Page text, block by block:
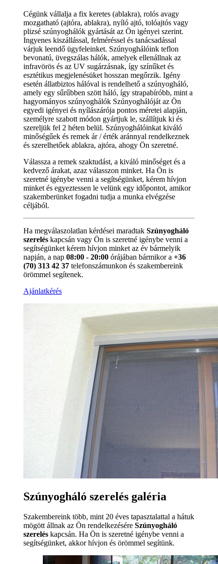
Cégünk vállalja a fix keretes (ablakra), rolós avagy
mozgatható (ajtóra, ablakra), nyíló ajtó, tolóajtós vagy
plizsé szúnyoghálók gyártását az Ön igényei szerint.
Ingyenes kiszállással, felméréssel és tanácsadással
várjuk leendő ügyfeleinket. Szúnyoghálóink teflon
bevonatú, üvegszálas hálók, amelyek ellenállnak az
infravörös és az UV sugárzásnak, így színűket és
esztétikus megjelenésüket hosszan megőrzik. Igény
esetén állatbiztos hálóval is rendelhető a szúnyogháló,
amely egy sűrűbben szött háló, így strapabíróbb, mint a
hagyományos szúnyoghálók Szúnyoghálóját az Ön
egyedi igényei és nyílászárója pontos méretei alapján,
személyre szabott módon gyártjuk le, szállítjuk ki és
szereljük fel 2 héten belül. Szúnyoghálóinkat kiváló
minőségűek és remek ár / érték aránnyal rendelkeznek
és szerelhetőek ablakra, ajtóra, ahogy Ön szeretné.
Válassza a remek szaktudást, a kiváló minőséget és a
kedvező árakat, azaz válasszon minket. Ha Ön is
szeretné igénybe venni a segítségünket, kérem hívjon
minket és egyeztessen le velünk egy időpontot, amikor
szakemberünket fogadni tudja a munka elvégzése
céljából.
Ha megválaszolatlan kérdései maradtak Szúnyogháló
szerelés kapcsán vagy Ön is szeretné igénybe venni a
segítségünket kérem hívjon minket az év bármelyik
napján, a nap 08:00 - 20:00 órájában bármikor a +36
(70) 313 42 37 telefonszámunkon és szakembereink
örömmel segítenek.
Ajánlatkérés
Szúnyogháló szerelés galéria
Szakembereink több, mint 20 éves tapasztalattal a hátuk
mögött állnak az Ön rendelkezésére Szúnyogháló
szerelés kapcsán. Ha Ön is szeretné igénybe venni a
segítségünket, akkor hívjon és örömmel segítünk.